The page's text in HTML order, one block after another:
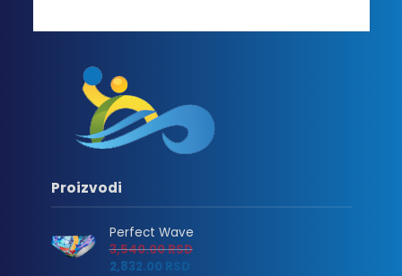
Proizvodi
Perfect Wave
3,540.00RSD
2,832.00 RSD